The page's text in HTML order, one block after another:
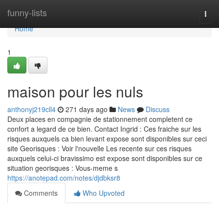
funny-lists
Home
Home
1
maison pour les nuls
anthonyj219cll4 271 days ago News
Discuss
Deux places en compagnie de stationnement completent ce
confort a legard de ce bien. Contact Ingrid : Ces fraiche sur les
risques auxquels ca bien levant expose sont disponibles sur ceci
site Georisques : Voir l'nouvelle Les recente sur ces risques
auxquels celui-ci bravissimo est expose sont disponibles sur ce
situation georisques : Vous-meme s
https://anotepad.com/notes/djdbksr8
Comments
Who Upvoted